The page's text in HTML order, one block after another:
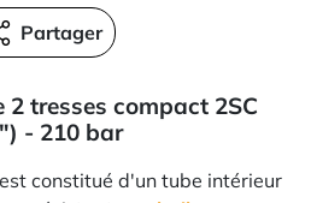
Partager
tresses compact 2SC
- 210 bar
constitué d'un tube intérieur